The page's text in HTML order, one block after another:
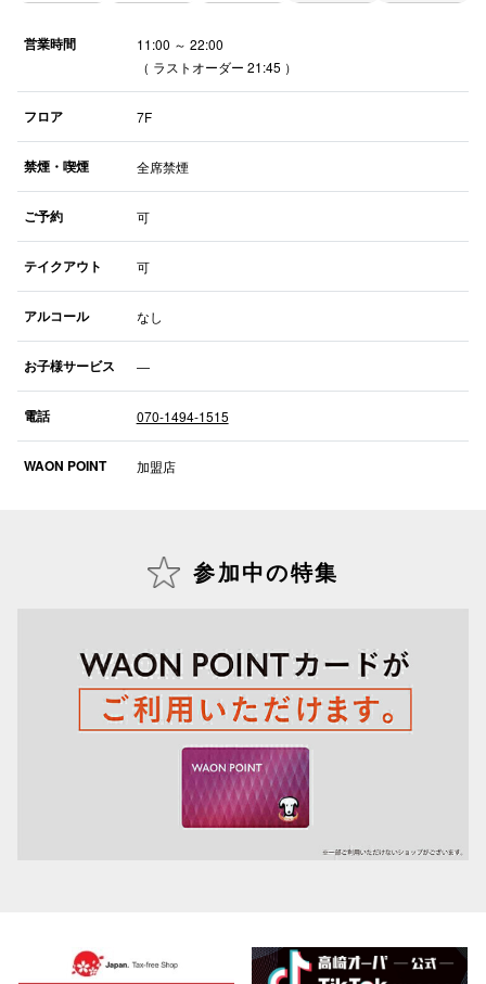
営業時間
11:00 ～ 22:00
（ ラストオーダー 21:45 ）
フロア 7F
禁煙・喫煙 全席禁煙
ご予約 可
テイクアウト 可
アルコール なし
お子様サービス ―
電話 070-1494-1515
WAON POINT 加盟店
参加中の特集
仙台フォ